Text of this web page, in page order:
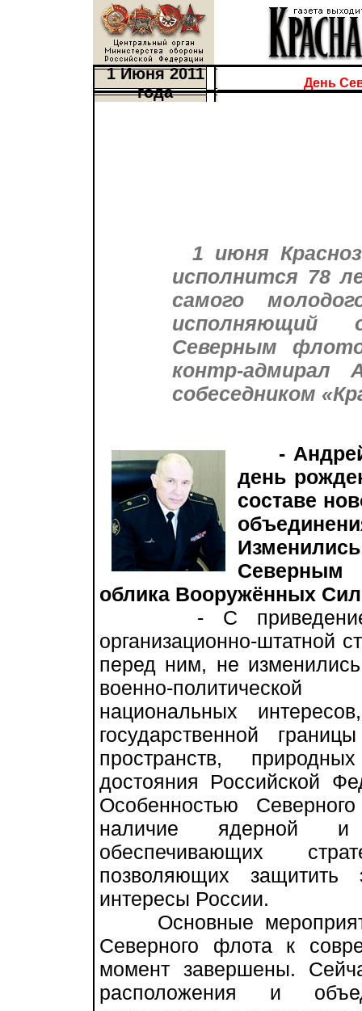
1 Июня 2011
года
День
1 июня
исполнится 78
самого
исполняющий
Северным
контр-
собеседником
-
день
составе
Северным
облика Вооружённых
- С приведением
организационно-штатной
перед ним, не
военно-
национальных
государственной
пространств,
достояния Российской
Особенностью
наличие ядерной и
обеспечивающих
позволяющих защитить
интересы России.
Основные
Северного флота к
момент завершены.
расположения и